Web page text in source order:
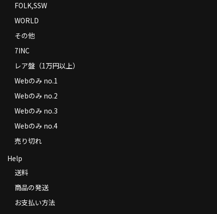
FOLK,SSW
WORLD
その他
7INC
レア盤（1万円以上）
Webのみ no.1
Webのみ no.2
Webのみ no.3
Webのみ no.4
売り切れ
Help
送料
商品の発送
お支払い方法